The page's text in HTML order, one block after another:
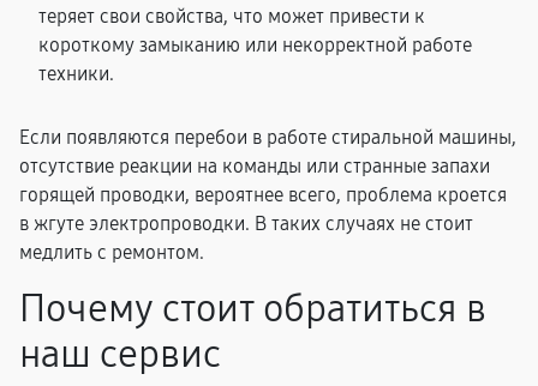
теряет свои свойства, что может привести к
короткому замыканию или некорректной работе
техники.
Если появляются перебои в работе стиральной машины,
отсутствие реакции на команды или странные запахи
горящей проводки, вероятнее всего, проблема кроется
в жгуте электропроводки. В таких случаях не стоит
медлить с ремонтом.
Почему стоит обратиться в
наш сервис